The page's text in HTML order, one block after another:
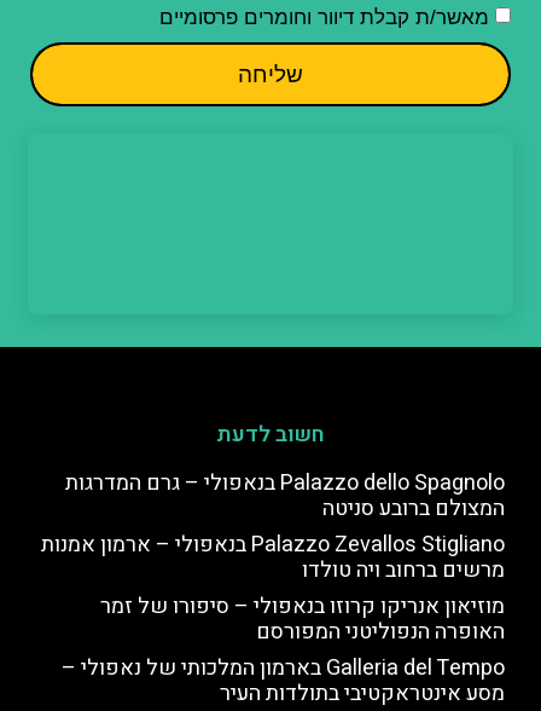
מאשר/ת קבלת דיוור וחומרים פרסומיים
שליחה
חשוב לדעת
Palazzo dello Spagnolo בנאפולי – גרם המדרגות
המצולם ברובע סניטה
Palazzo Zevallos Stigliano בנאפולי – ארמון אמנות
מרשים ברחוב ויה טולדו
מוזיאון אנריקו קרוזו בנאפולי – סיפורו של זמר
האופרה הנפוליטני המפורסם
Galleria del Tempo בארמון המלכותי של נאפולי –
מסע אינטראקטיבי בתולדות העיר